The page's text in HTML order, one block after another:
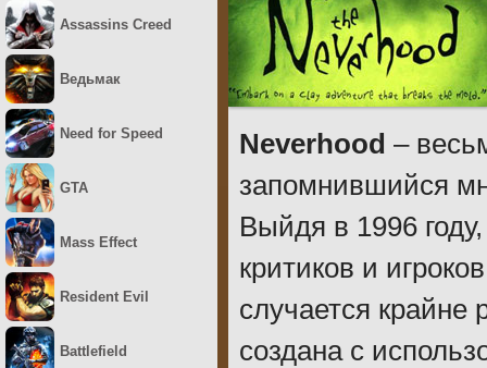
Neverhood –
запомнившийся
Выйдя в 1996
критиков и
случается крайне
создана с
Assassins Creed
Ведьмак
Need for Speed
GTA
Mass Effect
Resident Evil
Battlefield